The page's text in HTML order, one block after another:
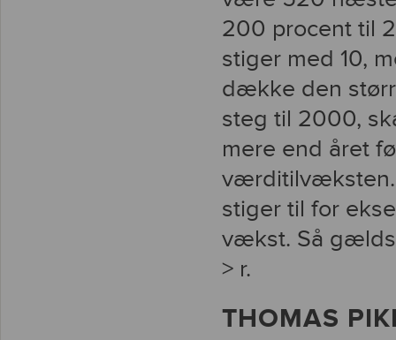
200 procent til
stiger med 10,
dække den
steg til 2000,
mere end året
værditilvæksten.
stiger til for
vækst. Så
> r.
THOMAS